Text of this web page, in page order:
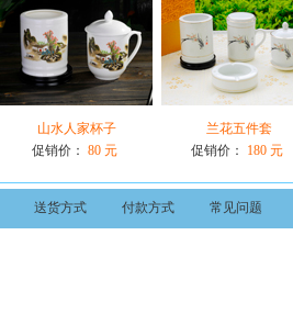
山水人家杯子
促销价： 80 元
兰花五件套
促销价：
180 元
送货方式 付款方式 常见问题